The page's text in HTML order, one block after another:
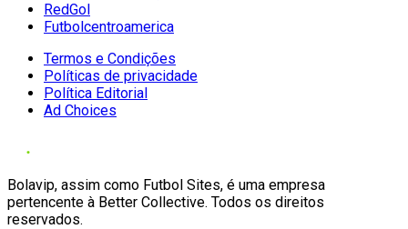
RedGol
Futbolcentroamerica
Termos e Condições
Políticas de privacidade
Política Editorial
Ad Choices
Bolavip, assim como Futbol Sites, é uma empresa
pertencente à Better Collective. Todos os direitos
reservados.